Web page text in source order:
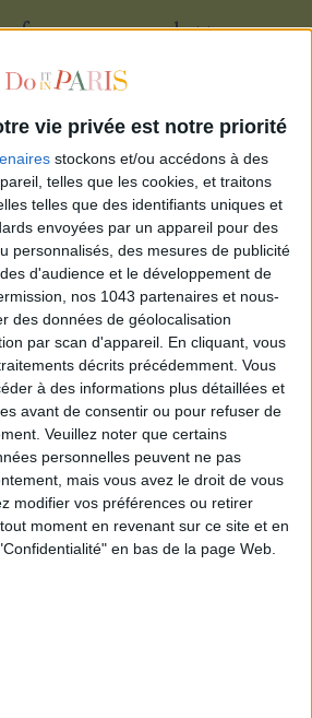
vie privée est notre priorité
stockons et/ou accédons à des
telles que les cookies, et traitons
telles que des identifiants uniques et
envoyées par un appareil pour des
personnalisés, des mesures de publicité
d'audience et le développement de
nos 1043 partenaires et nous-
des données de géolocalisation
par scan d'appareil. En cliquant, vous
décrits précédemment. Vous
à des informations plus détaillées et
avant de consentir ou pour refuser de
Veuillez noter que certains
personnelles peuvent ne pas
mais vous avez le droit de vous
modifier vos préférences ou retirer
moment en revenant sur ce site et en
en bas de la page Web.
for our newsletter
AFFORDABLE MADE-IN-FRANCE
FRAGRANCES